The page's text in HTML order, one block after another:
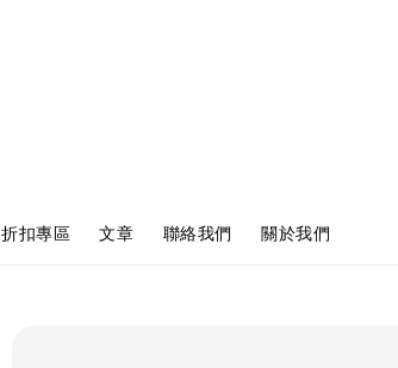
折扣專區 文章 聯絡我們 關於我們